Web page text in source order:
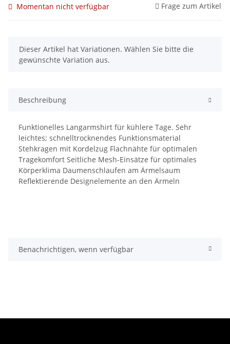
Momentan nicht verfügbar Frage zum Artikel
x
Dieser Artikel hat Variationen. Wählen Sie bitte die
gewünschte Variation aus.
Beschreibung
Funktionelles Langarmshirt für kühlere Tage. Sehr
leichtes; schnelltrocknendes Funktionsmaterial
Stehkragen mit Kordelzug Flachnähte für optimalen
Tragekomfort Seitliche Mesh-Einsätze für optimales
Körperklima Daumenschlaufen am Ärmelsaum
Reflektierende Designelemente an den Ärmeln
Benachrichtigen, wenn verfügbar